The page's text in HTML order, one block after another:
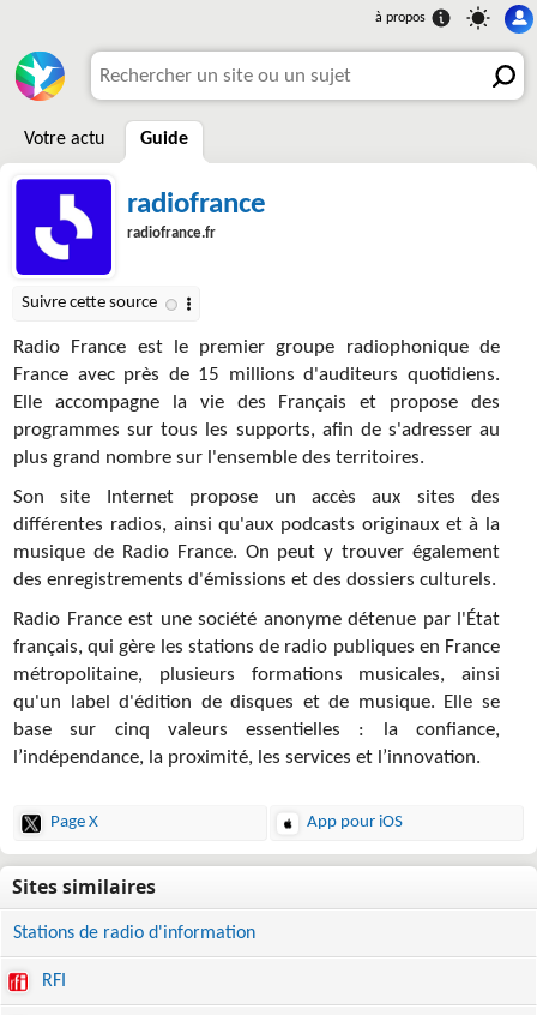
Votre actu Guide
radiofrance
radiofrance.fr
Radio France est le premier groupe radiophonique de
France avec près de 15 millions d'auditeurs quotidiens.
Elle accompagne la vie des Français et propose des
programmes sur tous les supports, afin de s'adresser au
plus grand nombre sur l'ensemble des territoires.
Son site Internet propose un accès aux sites des
différentes radios, ainsi qu'aux podcasts originaux et à la
musique de Radio France. On peut y trouver également
des enregistrements d'émissions et des dossiers culturels.
Radio France est une société anonyme détenue par l'État
français, qui gère les stations de radio publiques en France
métropolitaine, plusieurs formations musicales, ainsi
qu'un label d'édition de disques et de musique. Elle se
base sur cinq valeurs essentielles : la confiance,
l’indépendance, la proximité, les services et l’innovation.
Page X App pour iOS
Stations de radio d'information
RFI